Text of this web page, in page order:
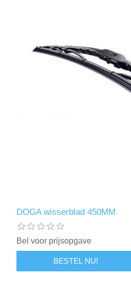
DOGA wisserblad 450MM
Bel voor prijsopgave
BESTEL NU!